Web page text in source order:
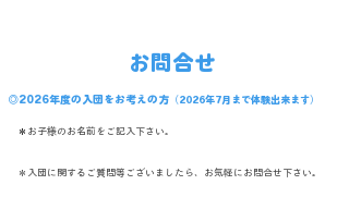
お問合せ
◎2026年度の入団をお考えの方 （2026年7月まで体験出来ます）
＊ お子様のお名前をご記入下さい。
＊入団に関するご質問等ございましたら、お気軽にお問合せ下さい。​